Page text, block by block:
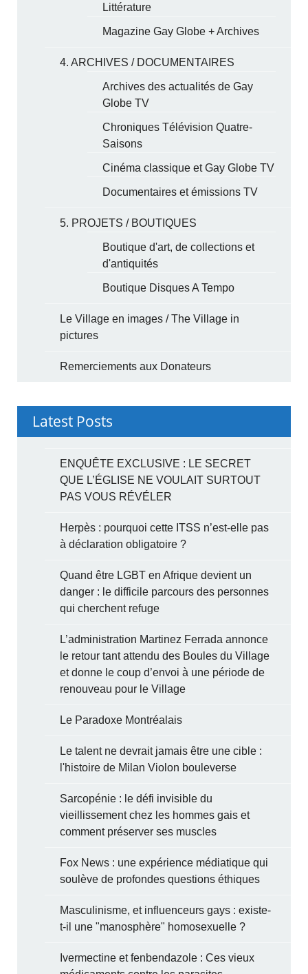
Littérature
Magazine Gay Globe + Archives
4. ARCHIVES / DOCUMENTAIRES
Archives des actualités de Gay
Globe TV
Chroniques Télévision Quatre-
Saisons
Cinéma classique et Gay Globe TV
Documentaires et émissions TV
5. PROJETS / BOUTIQUES
Boutique d'art, de collections et
d'antiquités
Boutique Disques A Tempo
Le Village en images / The Village in
pictures
Remerciements aux Donateurs
Latest Posts
ENQUÊTE EXCLUSIVE : LE SECRET
QUE L’ÉGLISE NE VOULAIT SURTOUT
PAS VOUS RÉVÉLER
Herpès : pourquoi cette ITSS n’est-elle pas
à déclaration obligatoire ?
Quand être LGBT en Afrique devient un
danger : le difficile parcours des personnes
qui cherchent refuge
L’administration Martinez Ferrada annonce
le retour tant attendu des Boules du Village
et donne le coup d’envoi à une période de
renouveau pour le Village
Le Paradoxe Montréalais
Le talent ne devrait jamais être une cible :
l'histoire de Milan Violon bouleverse
Sarcopénie : le défi invisible du
vieillissement chez les hommes gais et
comment préserver ses muscles
Fox News : une expérience médiatique qui
soulève de profondes questions éthiques
Masculinisme, et influenceurs gays : existe-
t-il une "manosphère" homosexuelle ?
Ivermectine et fenbendazole : Ces vieux